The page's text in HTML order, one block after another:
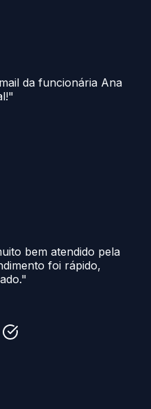
da funcionária Ana
bem atendido pela
foi rápido,